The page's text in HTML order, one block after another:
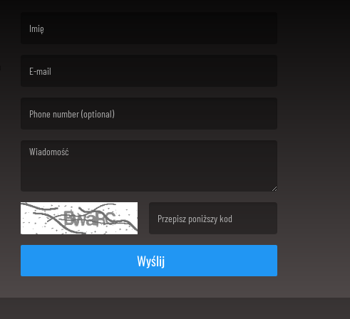
Wyślij